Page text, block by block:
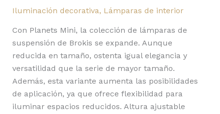
Iluminación decorativa, Lámparas de interior
Con Planets Mini, la colección de lámparas de
suspensión de Brokis se expande. Aunque
reducida en tamaño, ostenta igual elegancia y
versatilidad que la serie de mayor tamaño.
Además, esta variante aumenta las posibilidades
de aplicación, ya que ofrece flexibilidad para
iluminar espacios reducidos. Altura ajustable